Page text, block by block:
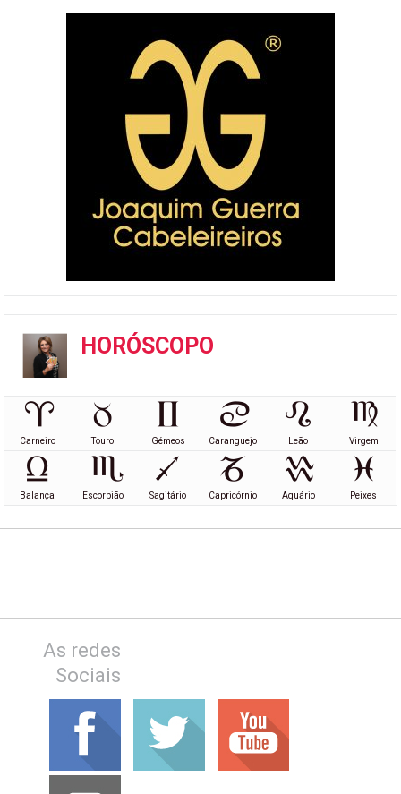
HORÓSCOPO
Carneiro Touro Gémeos Caranguejo Leão Virgem
Balança Escorpião Sagitário Capricórnio Aquário Peixes
As redes
Sociais